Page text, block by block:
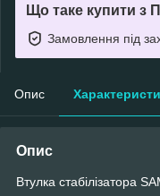
Що таке купити з
Замовлення під
Опис
Опис
Втулка стабілізатора